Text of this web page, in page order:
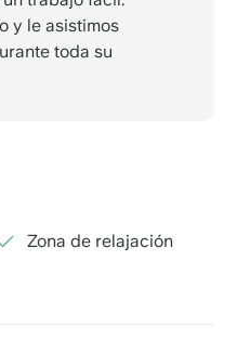
y le asistimos
toda su
Zona de relajación